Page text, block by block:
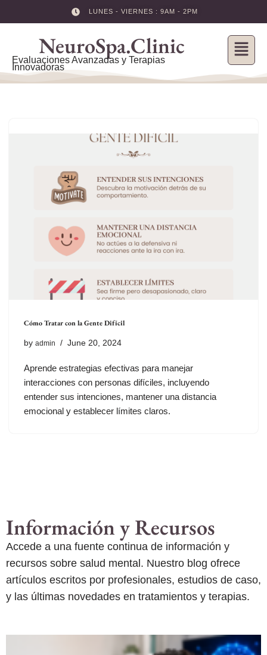
LUNES - VIERNES : 9AM - 2PM
NeuroSpa.Clinic
Evaluaciones Avanzadas y Terapias
Innovadoras
Cómo Tratar con la Gente Difícil
by admin June 20, 2024
Aprende estrategias efectivas para manejar
interacciones con personas difíciles, incluyendo
entender sus intenciones, mantener una distancia
emocional y establecer límites claros.
Información y Recursos
Accede a una fuente continua de información y
recursos sobre salud mental. Nuestro blog ofrece
artículos escritos por profesionales, estudios de caso,
y las últimas novedades en tratamientos y terapias.